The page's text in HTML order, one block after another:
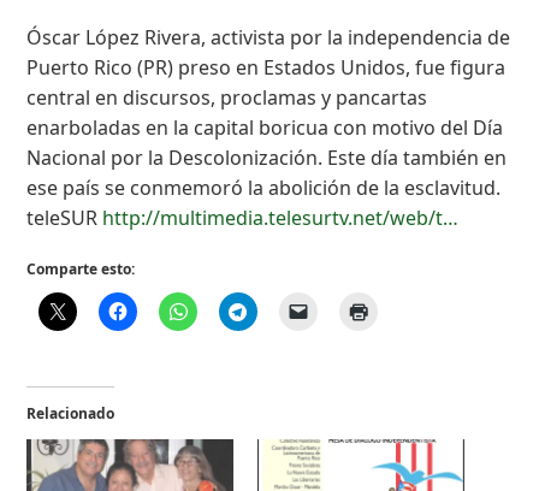
Óscar López Rivera, activista por la independencia de
Puerto Rico (PR) preso en Estados Unidos, fue figura
central en discursos, proclamas y pancartas
enarboladas en la capital boricua con motivo del Día
Nacional por la Descolonización. Este día también en
ese país se conmemoró la abolición de la esclavitud.
teleSUR http://multimedia.telesurtv.net/web/t…
Comparte esto:
Relacionado